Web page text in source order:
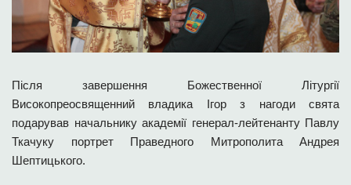
Після завершення Божественної Літургії
Високопреосвященний владика Ігор з нагоди свята
подарував начальнику академії генерал-лейтенанту Павлу
Ткачуку портрет Праведного Митрополита Андрея
Шептицького.